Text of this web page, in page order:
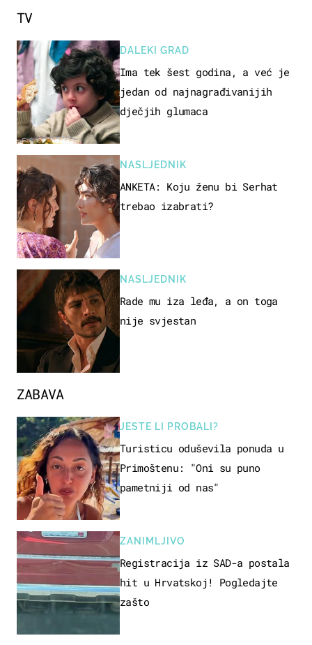
ZABAVA
JESTE LI PROBALI?
Turisticu oduševila ponuda u
Primoštenu: "Oni su puno
pametniji od nas"
ZANIMLJIVO
Registracija iz SAD-a postala
hit u Hrvatskoj! Pogledajte
zašto
TV
DALEKI GRAD
Ima tek šest godina, a već je
jedan od najnagrađivanijih
dječjih glumaca
NASLJEDNIK
ANKETA: Koju ženu bi Serhat
trebao izabrati?
NASLJEDNIK
Rade mu iza leđa, a on toga
nije svjestan